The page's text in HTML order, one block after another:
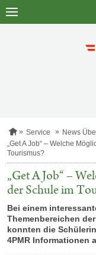
Zum
S
a
s
e
t
e
Service News
„Get A Job“ – Welche
Tourismus?
„Get A Job“ –
der Schule im
Bei einem
Themenbereichen
konnten die
4PMR Informationen